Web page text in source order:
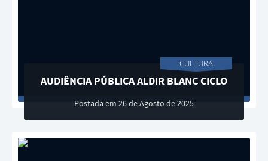
AUDIÊNCIA PÚBLICA ALDIR BLANC CICLO
Postada em 26 de Agosto de 2025
CULTURA